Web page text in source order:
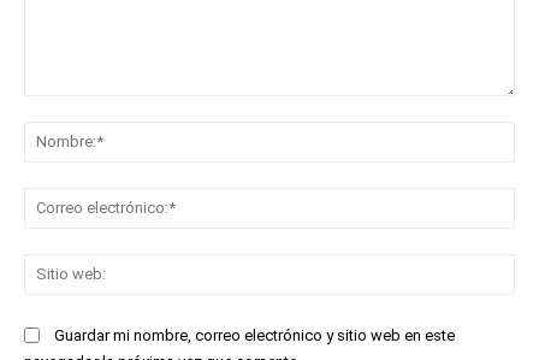
Guardar mi nombre, correo electrónico y sitio web en este